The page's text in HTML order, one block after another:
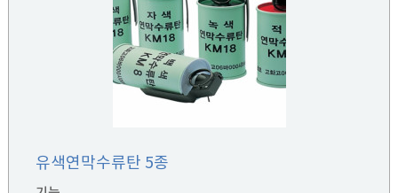
유색연막수류탄 5종